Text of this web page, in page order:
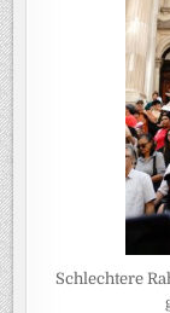
Schlechtere